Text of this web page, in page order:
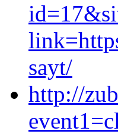
sayt/
http://